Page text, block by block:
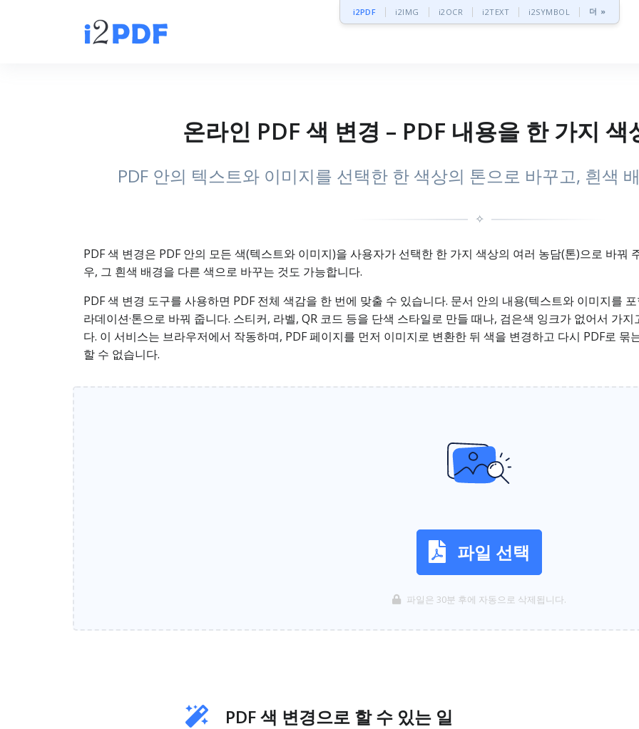
i2PDF i2IMG i2OCR i2TEXT i2SYMBOL 더 »
온라인 PDF 색 변경 – PDF 내용을 한 가지
PDF 안의 텍스트와 이미지를 선택한 한 색상의 톤으로 바꾸고, 흰색
✧
PDF 색 변경은 PDF 안의 모든 색(텍스트와 이미지)을 사용자가 선택한 한 가지 색상의 여러 농담(톤)으로 바꿔
우, 그 흰색 배경을 다른 색으로 바꾸는 것도 가능합니다.
PDF 색 변경 도구를 사용하면 PDF 전체 색감을 한 번에 맞출 수 있습니다. 문서 안의 내용(텍스트와 이미지를
라데이션·톤으로 바꿔 줍니다. 스티커, 라벨, QR 코드 등을 단색 스타일로 만들 때나, 검은색 잉크가 없어서 가
다. 이 서비스는 브라우저에서 작동하며, PDF 페이지를 먼저 이미지로 변환한 뒤 색을 변경하고 다시 PDF로 묶
할 수 없습니다.
파일 선택
파일은 30분 후에 자동으로 삭제됩니다.
PDF 색 변경으로 할 수 있는 일